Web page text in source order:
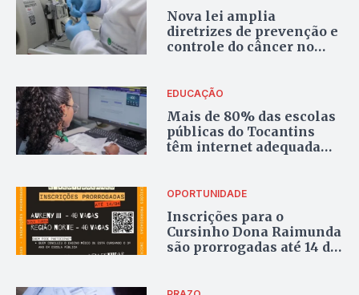
Nova lei amplia
diretrizes de prevenção e
controle do câncer no
EDUCAÇÃO
Mais de 80% das escolas
públicas do Tocantins
têm internet adequada
OPORTUNIDADE
Inscrições para o
Cursinho Dona Raimunda
são prorrogadas até 14 de